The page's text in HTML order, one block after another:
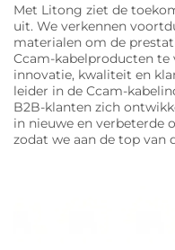
Met Litong ziet de
uit. We verkennen
materialen om de
Ccam-kabelproducten te
innovatie, kwaliteit en
leider in de Ccam-
B2B-klanten zich
in nieuwe en verbeterde
zodat we aan de top van